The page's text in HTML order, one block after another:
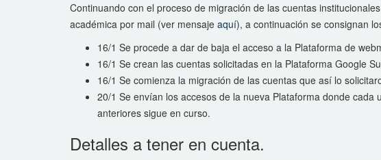
Continuando con el proceso de migración de las cuentas
académica por mail (ver mensaje aquí), a continuación se consignan
16/1 Se procede a dar de baja el acceso a la Plataforma de
16/1 Se crean las cuentas solicitadas en la Plataforma Google
16/1 Se comienza la migración de las cuentas que así lo
20/1 Se envían los accesos de la nueva Plataforma donde
anteriores sigue en curso.
Detalles a tener en cuenta.